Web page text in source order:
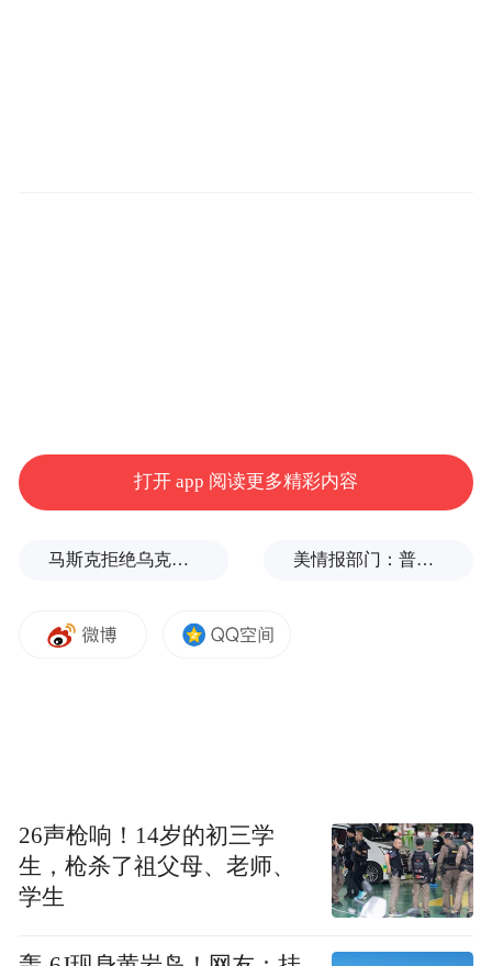
以正版名义招揽订单，待客户下单后，他们
便在厂房内私自印制，再发往全国各地。
经初步核实，该团伙已累计销售盗版教科书
已被依法采取刑事强制措施，案件仍在进一
打开 app 阅读更多精彩内容
马斯克拒绝乌克兰用“星链”打击俄境内目标 美情报部门：普京或发动有限攻击，试探北约集体防御
26声枪响！14岁的初三学
生，枪杀了祖父母、老师、
学生